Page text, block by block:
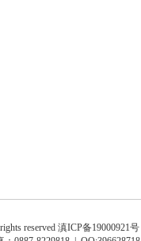
reserved滇ICP备19000921号